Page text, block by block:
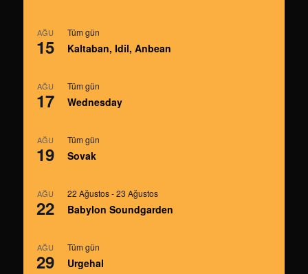
AĞU
15
Tüm gün
Kaltaban, Idil, Anbean
AĞU
17
Tüm gün
Wednesday
AĞU
19
Tüm gün
Sovak
AĞU
22
22 Ağustos-23 Ağustos
Babylon Soundgarden
AĞU
29
Tüm gün
Urgehal